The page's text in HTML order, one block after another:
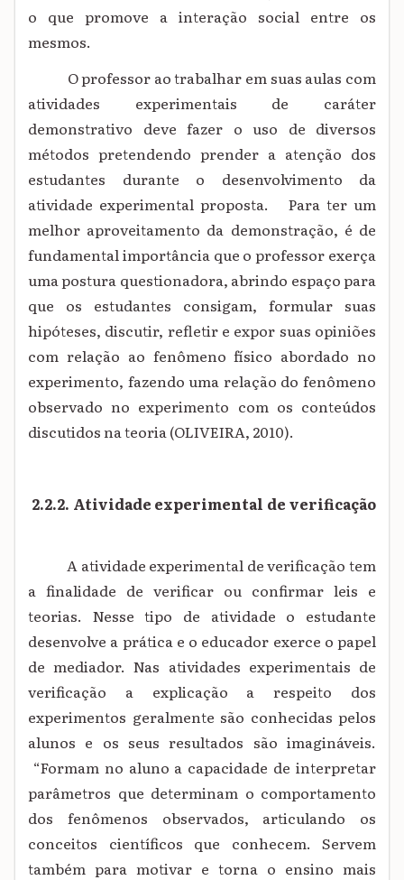
o que promove a interação social entre os
mesmos.
O professor ao trabalhar em suas aulas com
atividades experimentais de caráter
demonstrativo deve fazer o uso de diversos
métodos pretendendo prender a atenção dos
estudantes durante o desenvolvimento da
atividade experimental proposta. Para ter um
melhor aproveitamento da demonstração, é de
fundamental importância que o professor exerça
uma postura questionadora, abrindo espaço para
que os estudantes consigam, formular suas
hipóteses, discutir, refletir e expor suas opiniões
com relação ao fenômeno físico abordado no
experimento, fazendo uma relação do fenômeno
observado no experimento com os conteúdos
discutidos na teoria (OLIVEIRA, 2010).
2.2.2. Atividade experimental de verificação
A atividade experimental de verificação tem
a finalidade de verificar ou confirmar leis e
teorias. Nesse tipo de atividade o estudante
desenvolve a prática e o educador exerce o papel
de mediador. Nas atividades experimentais de
verificação a explicação a respeito dos
experimentos geralmente são conhecidas pelos
alunos e os seus resultados são imagináveis.
“Formam no aluno a capacidade de interpretar
parâmetros que determinam o comportamento
dos fenômenos observados, articulando os
conceitos científicos que conhecem. Servem
também para motivar e torna o ensino mais